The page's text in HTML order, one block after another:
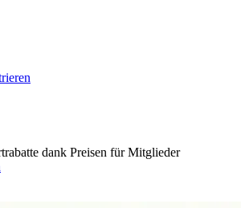
dank Preisen für Mitglieder